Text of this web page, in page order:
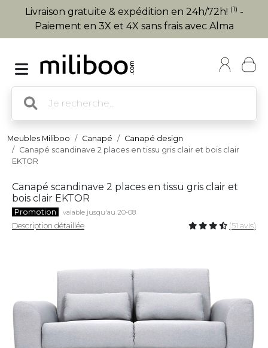
Livraison gratuite & expédition en 24h/72h! (1) -
Paiement en 3X et 4X sans frais avec Alma
Meubles Miliboo Canapé
Canapé design
Canapé scandinave 2 places en tissu gris clair et bois clair
EKTOR
Canapé scandinave 2 places en tissu gris clair et
bois clair EKTOR
Promotion valable jusqu'au 20-08
Description détaillée (51 avis)